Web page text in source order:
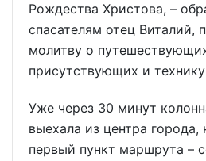
Рождества Христова, –
спасателям отец Виталий,
молитву о
присутствующих и
Уже через 30 минут
выехала из центра города,
первый пункт маршрута –